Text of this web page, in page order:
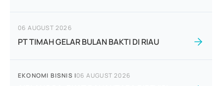
06 AUGUST 2026
PT TIMAH GELAR BULAN BAKTI DI RIAU
EKONOMI BISNIS |06 AUGUST 2026